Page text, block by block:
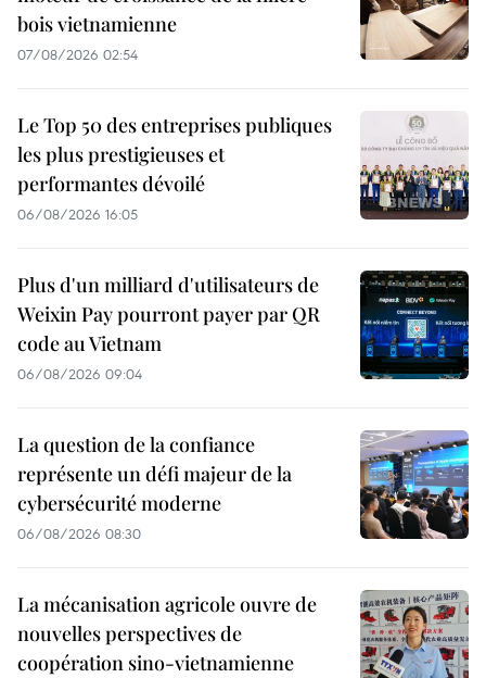
bois vietnamienne
07/08/2026 02:54
Le Top 50 des entreprises publiques
les plus prestigieuses et
performantes dévoilé
06/08/2026 16:05
Plus d'un milliard d'utilisateurs de
Weixin Pay pourront payer par QR
code au Vietnam
06/08/2026 09:04
La question de la confiance
représente un défi majeur de la
cybersécurité moderne
06/08/2026 08:30
La mécanisation agricole ouvre de
nouvelles perspectives de
coopération sino-vietnamienne